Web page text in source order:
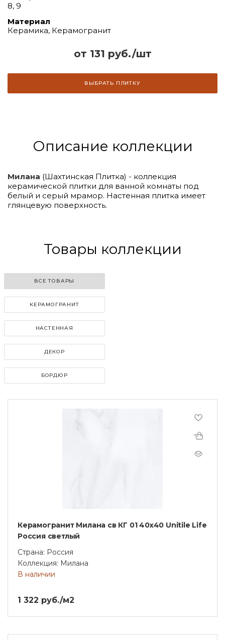
от 131 руб./шт
ВЫБРАТЬ ПЛИТКУ
8, 9
Материал
Керамика, Керамогранит
Описание коллекции
Милана (Шахтинская Плитка) - коллекция
керамической плитки для ванной комнаты под
белый и серый мрамор. Настенная плитка имеет
глянцевую поверхность.
Товары коллекции
ВСЕ ТОВАРЫ
КЕРАМОГРАНИТ
НАСТЕННАЯ
ДЕКОР
БОРДЮР
Керамогранит Милана св КГ 01 40х40 Unitile Life
Россия светлый
Страна: Россия
Коллекция: Милана
В наличии
1 322 руб./м2